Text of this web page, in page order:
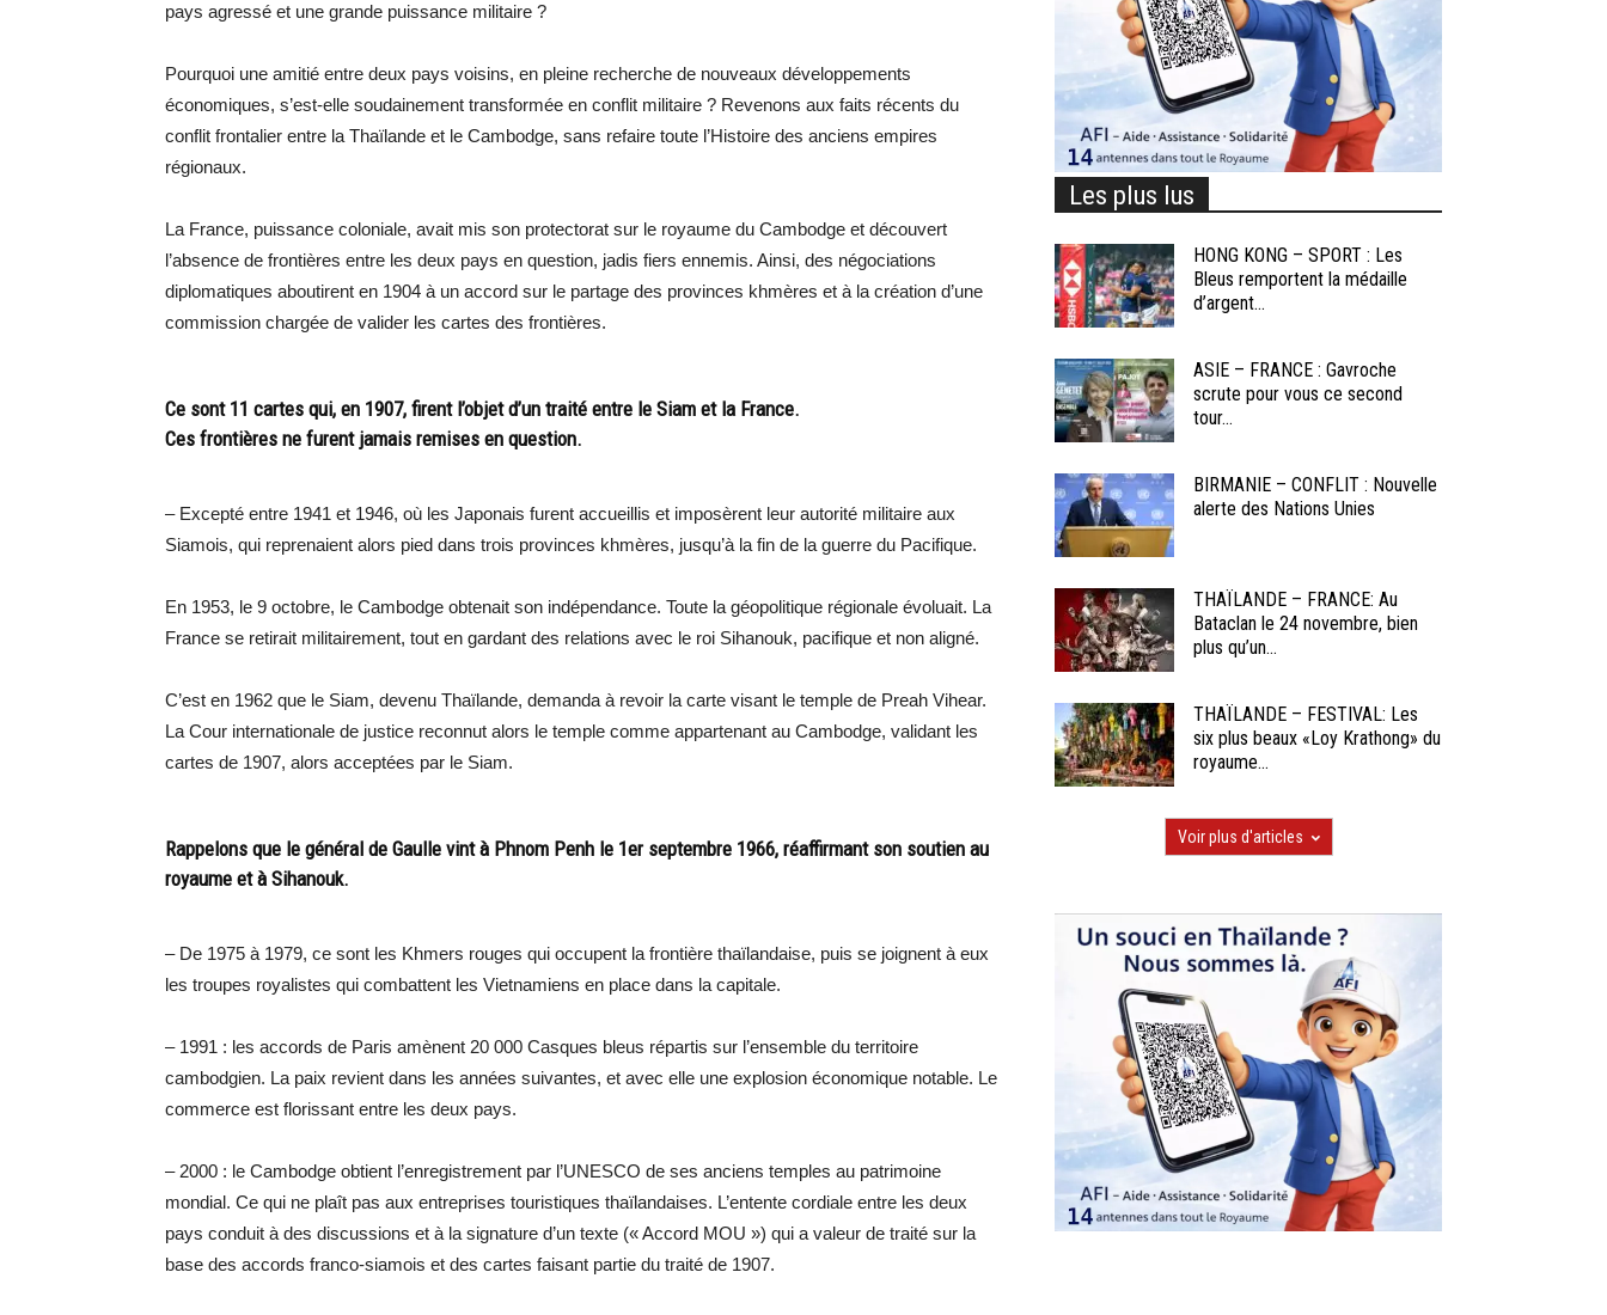
pays agressé et une grande puissance militaire ?
Pourquoi une amitié entre deux pays voisins, en pleine recherche de nouveaux développements
économiques, s’est-elle soudainement transformée en conflit militaire ? Revenons aux faits récents du
conflit frontalier entre la Thaïlande et le Cambodge, sans refaire toute l’Histoire des anciens empires
régionaux.
La France, puissance coloniale, avait mis son protectorat sur le royaume du Cambodge et découvert
l’absence de frontières entre les deux pays en question, jadis fiers ennemis. Ainsi, des négociations
diplomatiques aboutirent en 1904 à un accord sur le partage des provinces khmères et à la création d’une
commission chargée de valider les cartes des frontières.
Ce sont 11 cartes qui, en 1907, firent l’objet d’un traité entre le Siam et la France.
Ces frontières ne furent jamais remises en question.
– Excepté entre 1941 et 1946, où les Japonais furent accueillis et imposèrent leur autorité militaire aux
Siamois, qui reprenaient alors pied dans trois provinces khmères, jusqu’à la fin de la guerre du Pacifique.
En 1953, le 9 octobre, le Cambodge obtenait son indépendance. Toute la géopolitique régionale évoluait. La
France se retirait militairement, tout en gardant des relations avec le roi Sihanouk, pacifique et non aligné.
C’est en 1962 que le Siam, devenu Thaïlande, demanda à revoir la carte visant le temple de Preah Vihear.
La Cour internationale de justice reconnut alors le temple comme appartenant au Cambodge, validant les
cartes de 1907, alors acceptées par le Siam.
Rappelons que le général de Gaulle vint à Phnom Penh le 1er septembre 1966, réaffirmant son soutien au
royaume et à Sihanouk.
– De 1975 à 1979, ce sont les Khmers rouges qui occupent la frontière thaïlandaise, puis se joignent à eux
les troupes royalistes qui combattent les Vietnamiens en place dans la capitale.
– 1991 : les accords de Paris amènent 20 000 Casques bleus répartis sur l’ensemble du territoire
cambodgien. La paix revient dans les années suivantes, et avec elle une explosion économique notable. Le
commerce est florissant entre les deux pays.
– 2000 : le Cambodge obtient l’enregistrement par l’UNESCO de ses anciens temples au patrimoine
mondial. Ce qui ne plaît pas aux entreprises touristiques thaïlandaises. L’entente cordiale entre les deux
pays conduit à des discussions et à la signature d’un texte (« Accord MOU ») qui a valeur de traité sur la
base des accords franco-siamois et des cartes faisant partie du traité de 1907.
Les plus lus
HONG KONG – SPORT : Les
Bleus remportent la médaille
d’argent...
ASIE – FRANCE : Gavroche
scrute pour vous ce second
tour...
BIRMANIE – CONFLIT : Nouvelle
alerte des Nations Unies
THAÏLANDE – FRANCE: Au
Bataclan le 24 novembre, bien
plus qu’un...
THAÏLANDE – FESTIVAL: Les
six plus beaux «Loy Krathong» du
royaume...
Voir plus d'articles